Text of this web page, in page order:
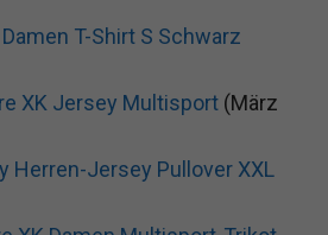
T-Shirt S Schwarz
XK Jersey Multisport (März
Herren-Jersey Pullover XXL